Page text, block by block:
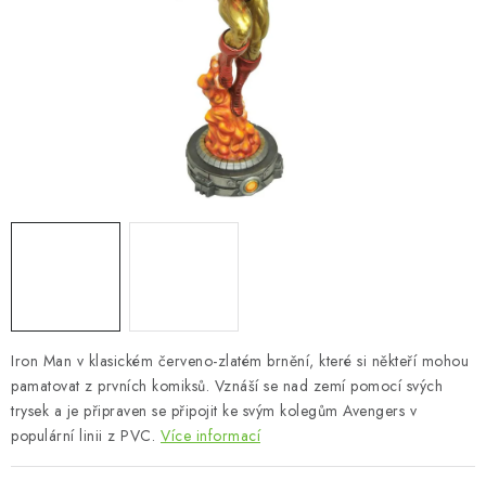
Doprava a platba
Iron Man v klasickém červeno-zlatém brnění, které si někteří mohou
pamatovat z prvních komiksů. Vznáší se nad zemí pomocí svých
trysek a je připraven se připojit ke svým kolegům Avengers v
populární linii z PVC. Více informací